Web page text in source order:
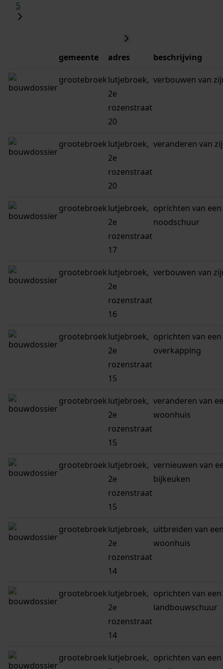
5
gemeente adres beschrijving
grootebroeklutjebroek,
2e
rozenstraat
20
verbouwen van
grootebroeklutjebroek,
2e
rozenstraat
20
veranderen van
grootebroeklutjebroek,
2e
rozenstraat
17
oprichten van een
noodschuur
grootebroeklutjebroek,
2e
rozenstraat
16
verbouwen van
grootebroeklutjebroek,
2e
rozenstraat
15
oprichten van een
overkapping
grootebroeklutjebroek,
2e
rozenstraat
15
veranderen van
woonhuis
grootebroeklutjebroek,
2e
rozenstraat
15
vernieuwen van
bijkeuken
grootebroeklutjebroek,
2e
rozenstraat
14
uitbreiden van
woonhuis
grootebroeklutjebroek,
2e
rozenstraat
14
oprichten van een
landbouwschuur
grootebroeklutjebroek, oprichten van een